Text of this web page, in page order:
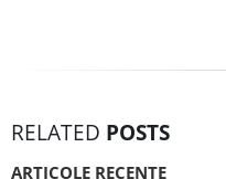
RELATED POSTS
ARTICOLE RECENTE